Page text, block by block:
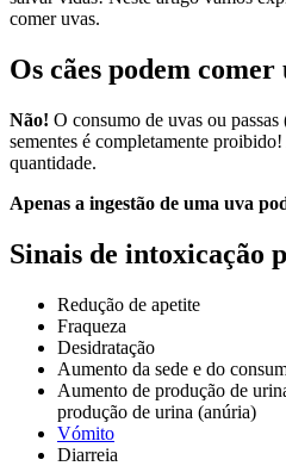
comer uvas.
Os cães podem comer
Não! O consumo de uvas ou
sementes é completamente
quantidade.
Apenas a ingestão de uma uva
Sinais de intoxicação
Redução de apetite
Fraqueza
Desidratação
Aumento da sede e do
Aumento de produção de
produção de urina (anúria)
Vómito
Diarreia